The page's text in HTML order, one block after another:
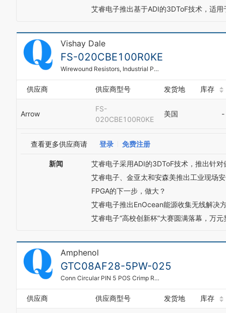
艾睿电子推出基于ADI的3DToF技术，适
Vishay Dale
FS-020CBE100R0KE
Wirewound Resistors, Industrial Power, Silicone Coated, Printed Circuit Board Mount
供应商 供应商型号 发货地 库存
Arrow
FS-
020CBE100R0KE
美国 -
查看更多供应商请 登录 免费注册
新闻
艾睿电子采用ADI的3DToF技术，推出针
艾睿电子、金亚太和安森美推出工业现场
FPGA的下一步，做大？
艾睿电子推出EnOcean能源收集无线解决
艾睿电子“高校创新杯”大赛圆满落幕，万
Amphenol
GTC08AF28-5PW-025
Conn Circular PIN 5 POS Crimp RA Cable Mount 5 Terminal 1 Port Automotive Medical
供应商 供应商型号 发货地 库存